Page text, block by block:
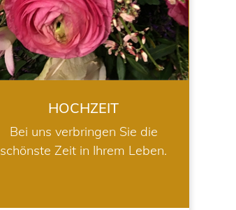
HOCHZEIT
Bei uns verbringen Sie die
schönste Zeit in Ihrem Leben.